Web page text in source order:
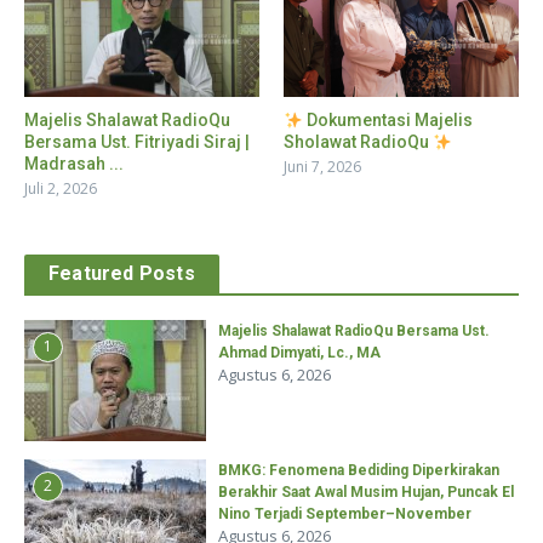
Majelis Shalawat RadioQu
Bersama Ust. Fitriyadi Siraj |
Madrasah ...
Juli 2, 2026
Dokumentasi Majelis
Sholawat RadioQu
Juni 7, 2026
Featured Posts
1
Majelis Shalawat RadioQu Bersama Ust.
Ahmad Dimyati, Lc., MA
Agustus 6, 2026
2
BMKG: Fenomena Bediding Diperkirakan
Berakhir Saat Awal Musim Hujan, Puncak El
Nino Terjadi September–November
Agustus 6, 2026